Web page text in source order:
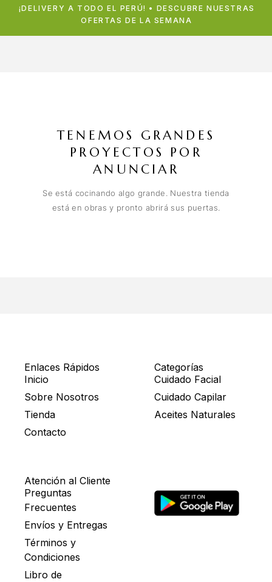
¡DELIVERY A TODO EL PERÚ! • DESCUBRE NUESTRAS
OFERTAS DE LA SEMANA
TENEMOS GRANDES
PROYECTOS POR
ANUNCIAR
Se está cocinando algo grande. Nuestra tienda
está en obras y pronto abrirá sus puertas.
Enlaces Rápidos
Inicio
Sobre Nosotros
Tienda
Contacto
Categorías
Cuidado Facial
Cuidado Capilar
Aceites Naturales
Atención al Cliente
Preguntas
Frecuentes
Envíos y Entregas
Términos y
Condiciones
Libro de